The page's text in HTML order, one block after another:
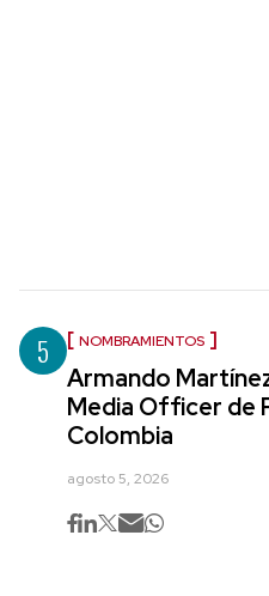
5 NOMBRAMIENTOS
Armando
Media Officer de
Colombia
agosto 5, 2026